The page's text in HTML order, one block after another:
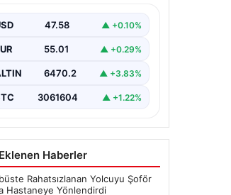
47.58 ▲ +0.10%
55.01 ▲ +0.29%
6470.2 ▲ +3.83%
3061604 ▲ +1.22%
Haberler
Rahatsızlanan Yolcuyu Şoför
Hastaneye Yönlendirdi